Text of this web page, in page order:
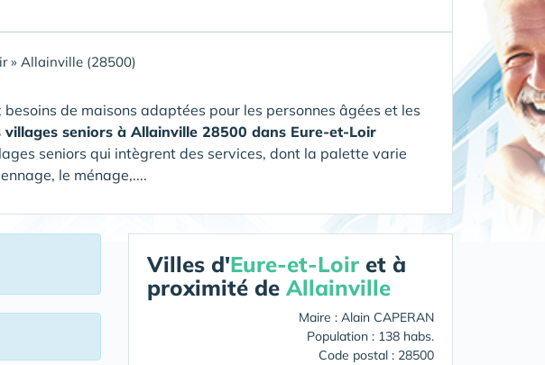
» Allainville (28500)
de maisons adaptées pour les personnes âgées et les
villages seniors à Allainville 28500 dans Eure-et-Loir
seniors qui intègrent des services, dont la palette varie
le ménage,....
Villes d'Eure-et-Loir et à
proximité de Allainville
Maire : Alain CAPERAN
Population : 138 habs.
Code postal : 28500